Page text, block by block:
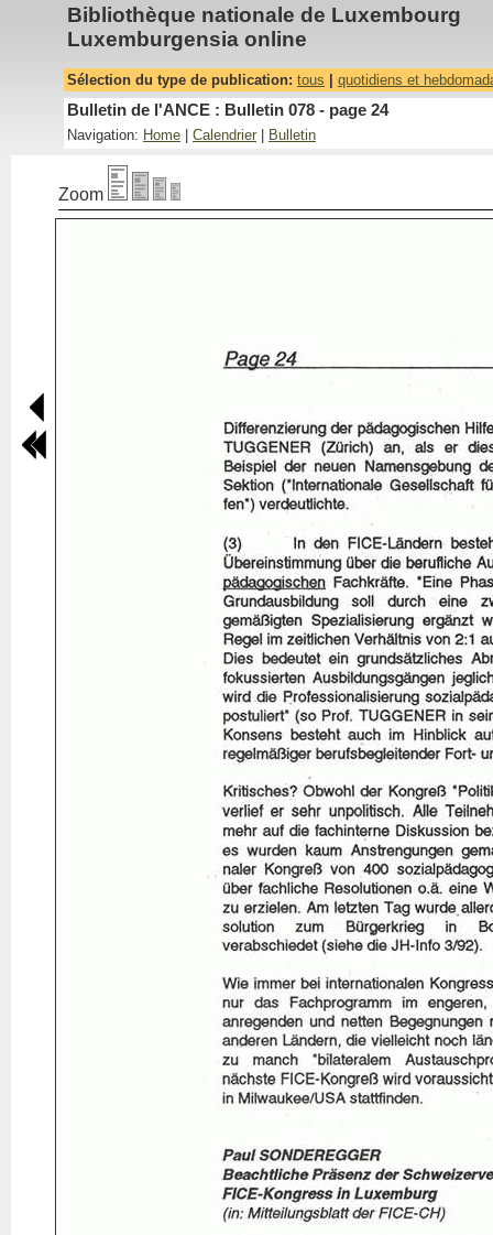
Bibliothèque nationale de Luxembourg
Luxemburgensia online
Sélection du type de publication: tous quotidiens et
Bulletin de l'ANCE : Bulletin 078 - page 24
Navigation: Home Calendrier Bulletin
Zoom